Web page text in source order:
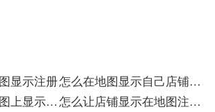
显示注册怎么在地图显示自己店铺注
册
上显示注怎么让店铺显示在地图注册